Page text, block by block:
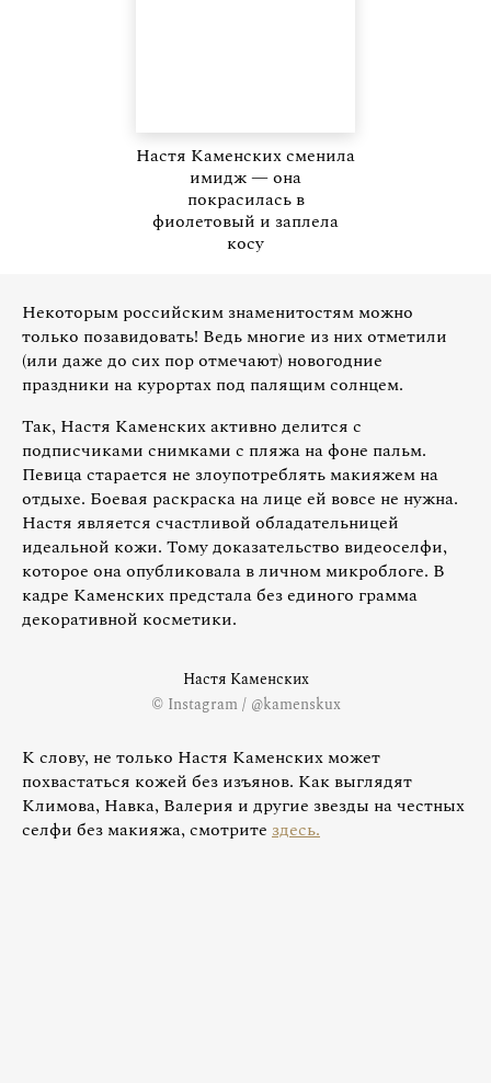
Настя Каменских сменила
имидж — она
покрасилась в
фиолетовый и заплела
косу
Некоторым российским знаменитостям можно
только позавидовать! Ведь многие из них отметили
(или даже до сих пор отмечают) новогодние
праздники на курортах под палящим солнцем.
Так, Настя Каменских активно делится с
подписчиками снимками с пляжа на фоне пальм.
Певица старается не злоупотреблять макияжем на
отдыхе. Боевая раскраска на лице ей вовсе не нужна.
Настя является счастливой обладательницей
идеальной кожи. Тому доказательство видеоселфи,
которое она опубликовала в личном микроблоге. В
кадре Каменских предстала без единого грамма
декоративной косметики.
Настя Каменских
© Instagram / @kamenskux
К слову, не только Настя Каменских может
похвастаться кожей без изъянов. Как выглядят
Климова, Навка, Валерия и другие звезды на честных
селфи без макияжа, смотрите здесь.